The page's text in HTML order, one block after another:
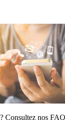
Consultez nos